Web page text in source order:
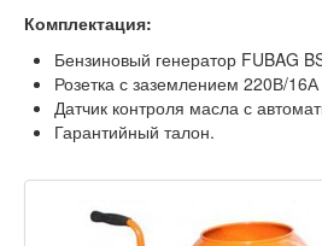
Комплектация:
Бензиновый генератор FUBAG
Розетка с заземлением 220В/
Датчик контроля масла с
Гарантийный талон.